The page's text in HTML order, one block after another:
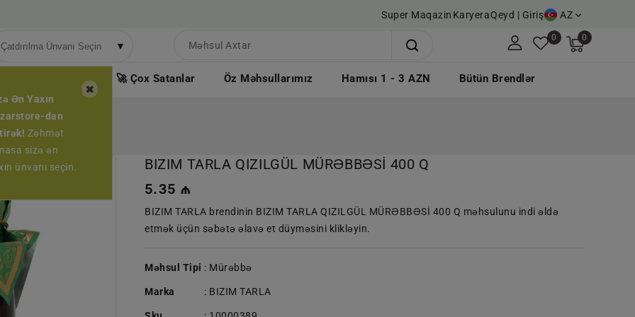
Super Maqazin KaryeraQeyd | Giriş AZ
▼
Ən Yaxın
dan
Zəhmət
sizə ən
ünvanı seçin.
0 0
Məhsullar 🚀 Çox Satanlar Öz Məhsullarımız Hamısı 1 - 3 AZN Bütün Brendlər
BIZIM TARLA QIZILGÜL MÜRƏBBƏSİ 400 Q
Normal
qiymət
5.35 ₼
BIZIM TARLA brendinin BIZIM TARLA QIZILGÜL MÜRƏBBƏSİ 400 Q məhsulunu indi əldə
etmək üçün səbətə əlavə et düyməsini klikləyin.
Məhsul Tipi : Mürəbbə
Marka : BIZIM TARLA